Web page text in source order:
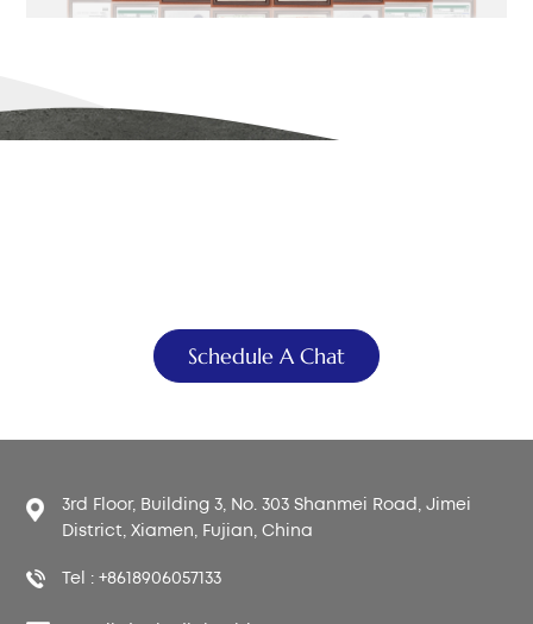
Schedule A Chat
3rd Floor, Building 3, No. 303 Shanmei Road, Jimei
District, Xiamen, Fujian, China
Tel : +8618906057133